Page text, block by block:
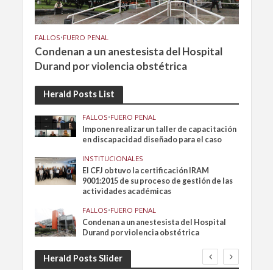
FALLOS•FUERO PENAL
Condenan a un anestesista del Hospital
Durand por violencia obstétrica
Herald Posts List
FALLOS•FUERO PENAL
Imponen realizar un taller de capacitación
en discapacidad diseñado para el caso
INSTITUCIONALES
El CFJ obtuvo la certificación IRAM
9001:2015 de su proceso de gestión de las
actividades académicas
FALLOS•FUERO PENAL
Condenan a un anestesista del Hospital
Durand por violencia obstétrica
Herald Posts Slider